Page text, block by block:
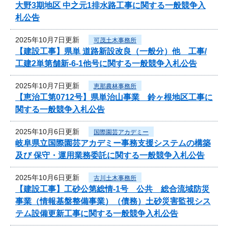
大野3期地区 中之元1排水路工事に関する一般競争入
札公告
2025年10月7日更新 可茂土木事務所
【建設工事】県単 道路新設改良（一般分）他 工事/
工建2単第舗新-6-1他号に関する一般競争入札公告
2025年10月7日更新 恵那農林事務所
【恵治工第0712号】県単治山事業 鈴ヶ根地区工事に
関する一般競争入札公告
2025年10月6日更新 国際園芸アカデミー
岐阜県立国際園芸アカデミー事務支援システムの構築
及び 保守・運用業務委託に関する一般競争入札公告
2025年10月6日更新 古川土木事務所
【建設工事】工砂公第総情-1号 公共 総合流域防災
事業（情報基盤整備事業）（債務）土砂災害監視シス
テム設備更新工事に関する一般競争入札公告